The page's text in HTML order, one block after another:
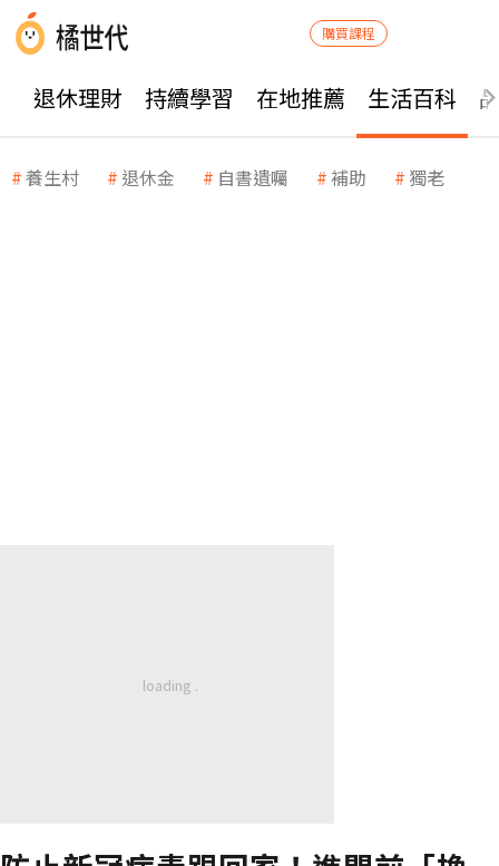
購買課程
退休理財 持續學習 在地推薦 生活百科
養生村 退休金 自書遺囑 補助 獨老